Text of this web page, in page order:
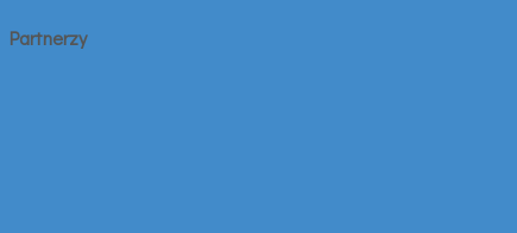
Partnerzy